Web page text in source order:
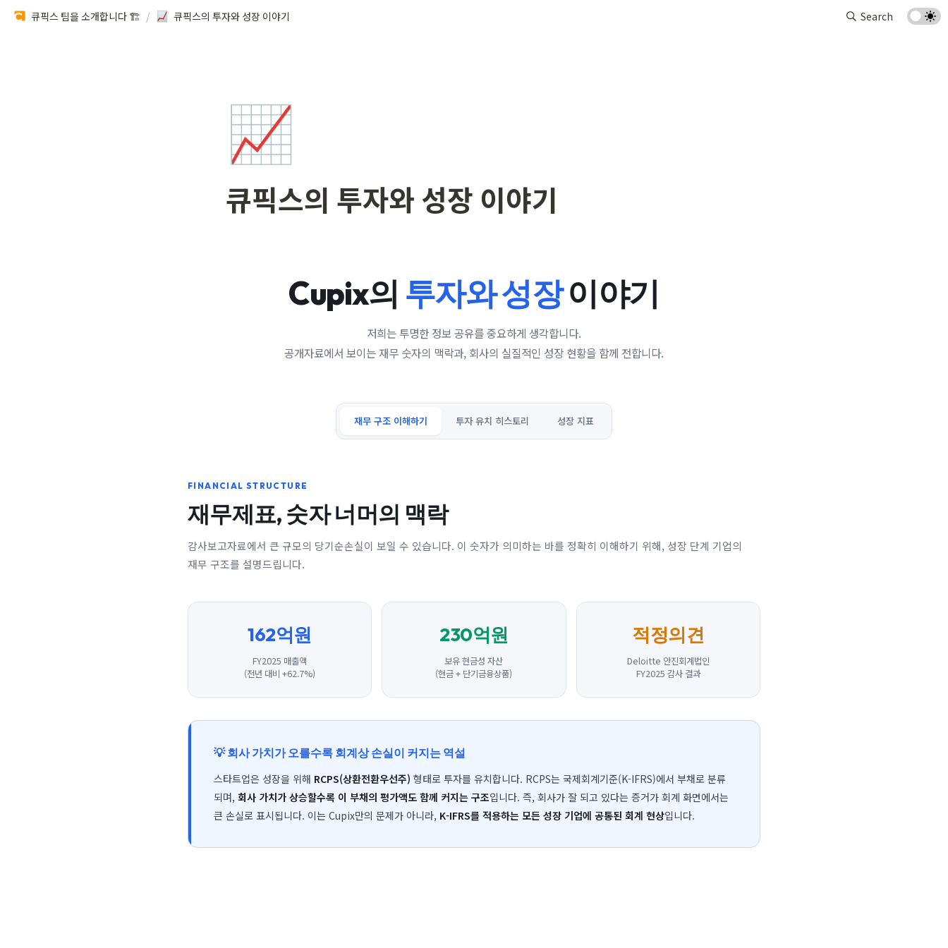
큐픽스 팀을 소개합니다 🏗️ / 큐픽스의 투자와 성장 이야기 Search
📈
큐픽스의 투자와 성장 이야기